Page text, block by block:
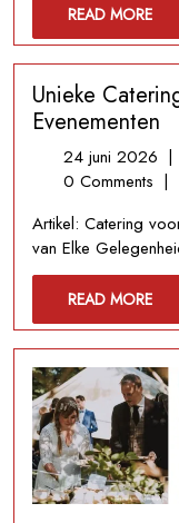
READ MOREREAD
Unieke
Evenementen
24 juni 2026 24
juni
|
0 Comments |
Artikel: Catering
van Elke
READ MOREREAD